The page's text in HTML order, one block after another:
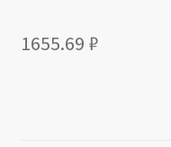
1655.69 ₽